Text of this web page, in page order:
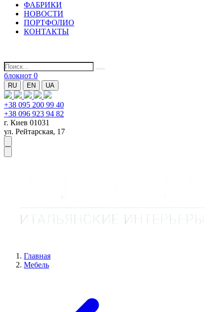
ФАБРИКИ
НОВОСТИ
ПОРТФОЛИО
КОНТАКТЫ
блокнот 0
RU EN UA
+38 095 200 99 40
+38 096 923 94 82
г. Киев 01031
ул. Рейтарская, 17
Главная
Мебель